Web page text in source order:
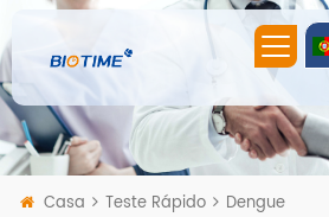
Casa Teste Rápido Dengue